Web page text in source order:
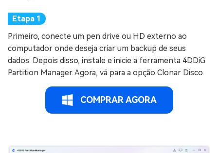
Primeiro, conecte um pen drive ou HD externo ao
computador onde deseja criar um backup de seus
dados. Depois disso, instale e inicie a ferramenta 4DDiG
Partition Manager. Agora, vá para a opção Clonar Disco.
COMPRAR AGORA